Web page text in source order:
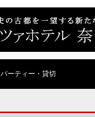
パーティー・貸切